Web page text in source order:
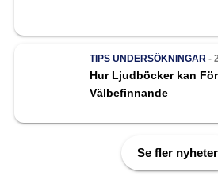
TIPS UNDERSÖKNINGAR -
Hur Ljudböcker kan
Välbefinnande
Se fler nyheter